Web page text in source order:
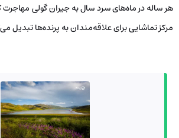
هر ساله در ماه‌های سرد سال به جیران گولی مهاجرت
مرکز تماشایی برای علاقه‌مندان به پرنده‌ها تبدیل